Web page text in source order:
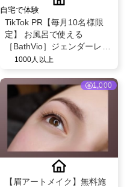
自宅で体験
TikTok PR【毎月10名様限
定】 お風呂で使える
［BathVio］ジェンダーレス
デリケートゾーン 美白 黒ず
ーム 25g
1000人以上
1,000
【眉アートメイク】無料施